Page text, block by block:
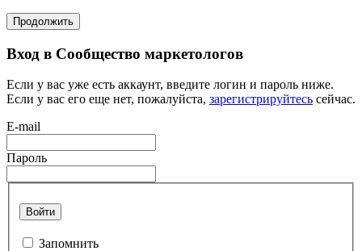
Продолжить
Вход в Сообщество маркетологов
Если у вас уже есть аккаунт, введите логин и пароль ниже.
Если у вас его еще нет, пожалуйста, зарегистрируйтесь сейчас.
E-mail
Пароль
Войти
Запомнить